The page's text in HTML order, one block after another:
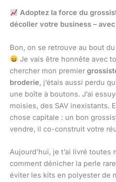
Adoptez la force du
décoller votre business –
Bon, on se retrouve au bout
Je vais être honnête avec
chercher mon premier
broderie, j’étais aussi perdu
une boîte à boutons. J’ai
moisies, des SAV inexistants.
chose capitale : un bon
vendre, il co-construit votre
Aujourd’hui, je t’ai livré toutes
comment dénicher la perle
éviter les kits en polyester de